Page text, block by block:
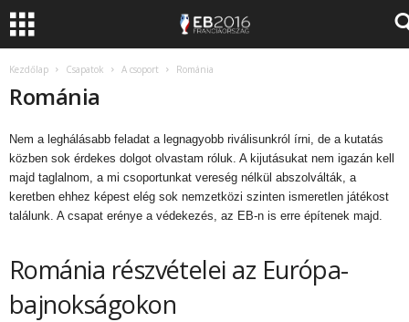
Kezdőlap Csapatok A csoport Románia
Románia
Nem a leghálásabb feladat a legnagyobb riválisunkról írni, de a kutatás
közben sok érdekes dolgot olvastam róluk. A kijutásukat nem igazán kell
majd taglalnom, a mi csoportunkat vereség nélkül abszolválták, a
keretben ehhez képest elég sok nemzetközi szinten ismeretlen játékost
találunk. A csapat erénye a védekezés, az EB-n is erre építenek majd.
Románia részvételei az Európa-
bajnokságokon